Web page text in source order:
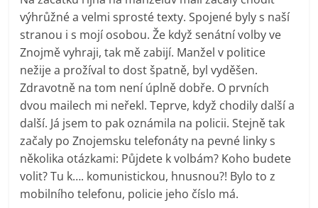
výhrůžné a velmi sprosté texty. Spojené byly s naší
stranou i s mojí osobou. Že když senátní volby ve
Znojmě vyhraji, tak mě zabijí. Manžel v politice
nežije a prožíval to dost špatně, byl vyděšen.
Zdravotně na tom není úplně dobře. O prvních
dvou mailech mi neřekl. Teprve, když chodily další a
další. Já jsem to pak oznámila na policii. Stejně tak
začaly po Znojemsku telefonáty na pevné linky s
několika otázkami: Půjdete k volbám? Koho budete
volit? Tu k…. komunistickou, hnusnou?! Bylo to z
mobilního telefonu, policie jeho číslo má.